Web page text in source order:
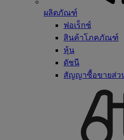
ผลิตภัณฑ์
ฟอเร็กซ์
สินค้าโภคภัณฑ์
หุ้น
ดัชนี
สัญญาซื้อขายส่ว